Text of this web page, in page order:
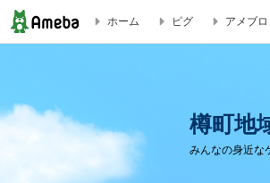
ホーム ピグ アメブロ
樽町地
みんなの身近な